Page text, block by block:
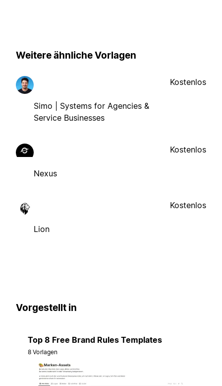
Weitere ähnliche Vorlagen
Simo | Systems for Agencies &
Service Businesses
Kostenlos
Nexus
Kostenlos
Lion
Kostenlos
Vorgestellt in
Top 8 Free Brand Rules Templates
8 Vorlagen